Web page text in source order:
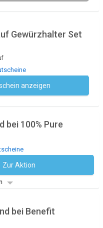
Gewürzhalter Set
anzeigen
bei 100% Pure
Zur Aktion
bei Benefit